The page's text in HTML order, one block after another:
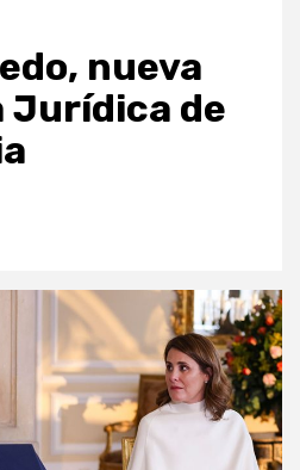
nueva
Jurídica de